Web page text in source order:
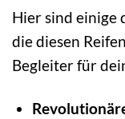
Hier sind einige
die diesen
Begleiter für